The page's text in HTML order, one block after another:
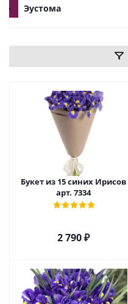
Эустома
Букет из 15 синих Ирисов
арт. 7334
2 790₽